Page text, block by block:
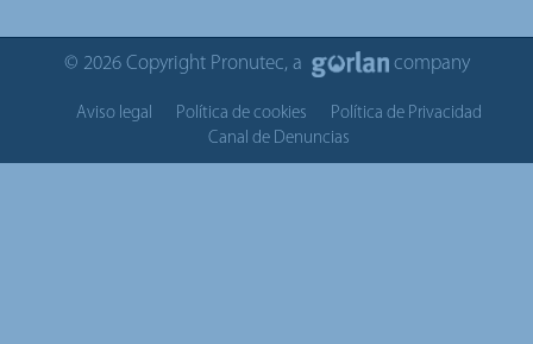
© 2026 Copyright Pronutec, a company
Aviso legal Política de cookies
Política de Privacidad
Canal de Denuncias